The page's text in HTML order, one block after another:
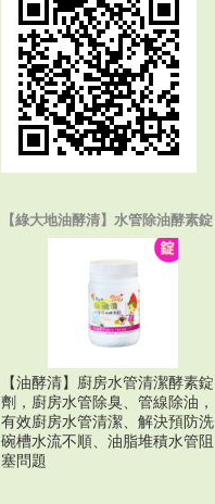
【綠大地油酵清】水管除油酵素錠
【油酵清】廚房水管清潔酵素錠
劑，廚房水管除臭、管線除油，
有效廚房水管清潔、解決預防洗
碗槽水流不順、油脂堆積水管阻
塞問題